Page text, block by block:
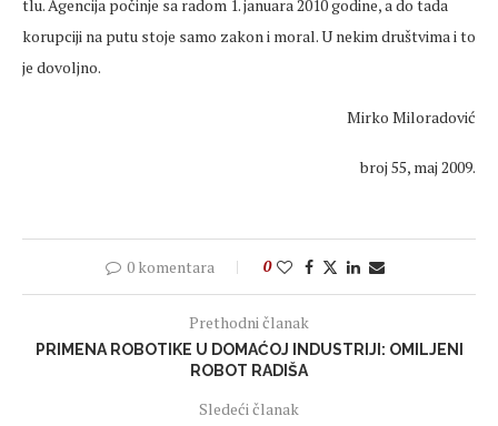
tlu. Agencija počinje sa radom 1. januara 2010 godine, a do tada
korupciji na putu stoje samo zakon i moral. U nekim društvima i to
je dovoljno.
Mirko Miloradović
broj 55, maj 2009.
0 komentara 0
Prethodni članak
PRIMENA ROBOTIKE U DOMAĆOJ INDUSTRIJI: OMILJENI
ROBOT RADIŠA
Sledeći članak